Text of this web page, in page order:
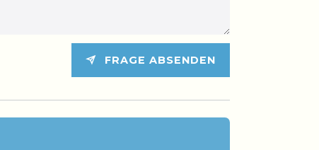
FRAGE ABSENDEN